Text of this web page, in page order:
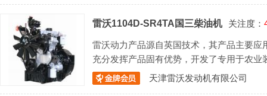
雷沃1104D-SR4TA国三柴油机 关注度：
雷沃动力产品源自英国技术，其产品主要
充分发挥产品固有优势，开发了专用于农
马力。
天津雷沃发动机有限公司